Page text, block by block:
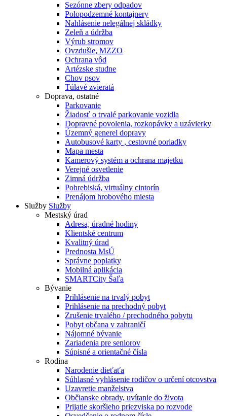
Sezónne zbery odpadov
Polopodzemné kontajnery
Nahlásenie nelegálnej skládky
Zeleň a údržba
Výrub stromov
Ovzdušie, MZZO
Ochrana vôd
Artézske studne
Chov psov
Túlavé zvieratá
Doprava, ostatné
Parkovanie
Žiadosť o trvalé parkovanie vozidla
Dopravné povolenia, rozkopávky a uzávierky
Územný generel dopravy
Autobusové karty , cestovné poriadky
Mapa mesta
Kamerový systém a ochrana majetku
Verejné osvetlenie
Zimná údržba
Pohrebiská, virtuálny cintorín
Prenájom hrobového miesta
Služby Služby
Mestský úrad
Adresa, úradné hodiny
Klientské centrum
Kvalitný úrad
Prednosta MsÚ
Správne poplatky
Mobilná aplikácia
SMARTCity Šaľa
Bývanie
Prihlásenie na trvalý pobyt
Prihlásenie na prechodný pobyt
Zrušenie trvalého / prechodného pobytu
Pobyt občana v zahraničí
Nájomné bývanie
Zariadenia pre seniorov
Súpisné a orientačné čísla
Rodina
Narodenie dieťaťa
Súhlasné vyhlásenie rodičov o určení otcovstva
Uzavretie manželstva
Občianske obrady, uvítanie do života
Prijatie skoršieho priezviska po rozvode